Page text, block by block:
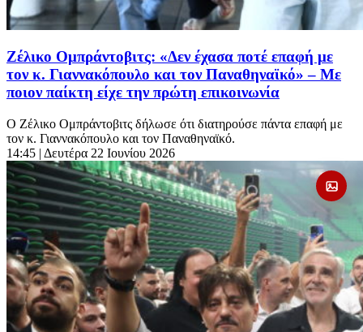
Ζέλικο Ομπράντοβιτς: «Δεν έχασα ποτέ επαφή με
τον κ. Γιαννακόπουλο και τον Παναθηναϊκό» – Με
ποιον παίκτη είχε την πρώτη επικοινωνία
Ο Ζέλικο Ομπράντοβιτς δήλωσε ότι διατηρούσε πάντα επαφή με
τον κ. Γιαννακόπουλο και τον Παναθηναϊκό.
14:45 | Δευτέρα 22 Ιουνίου 2026